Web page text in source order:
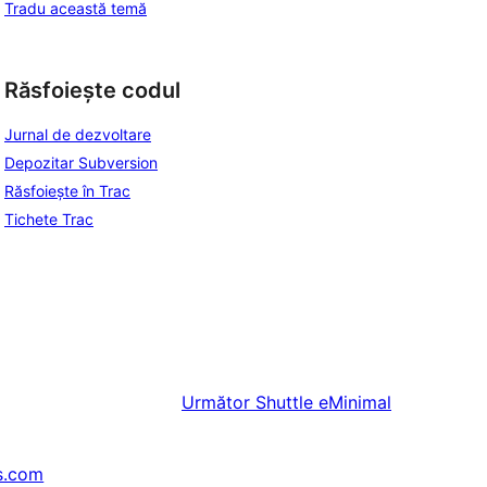
Tradu această temă
Răsfoiește codul
Jurnal de dezvoltare
Depozitar Subversion
Răsfoiește în Trac
Tichete Trac
Următor Shuttle eMinimal